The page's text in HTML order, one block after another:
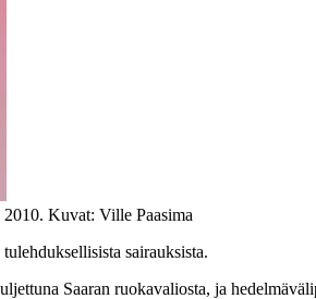
2010. Kuvat: Ville Paasima
sairauksista.
Saaran ruokavaliosta, ja